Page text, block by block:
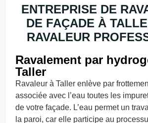
ENTREPRISE DE
DE FAÇADE À
RAVALEUR
Ravalement par
Taller
Ravaleur à Taller enlève par
associée avec l’eau toutes les
de votre façade. L’eau permet un
la paroi, car elle participe au